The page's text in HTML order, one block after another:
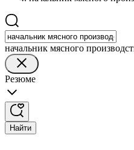
начальник мясного
Резюме
Найти